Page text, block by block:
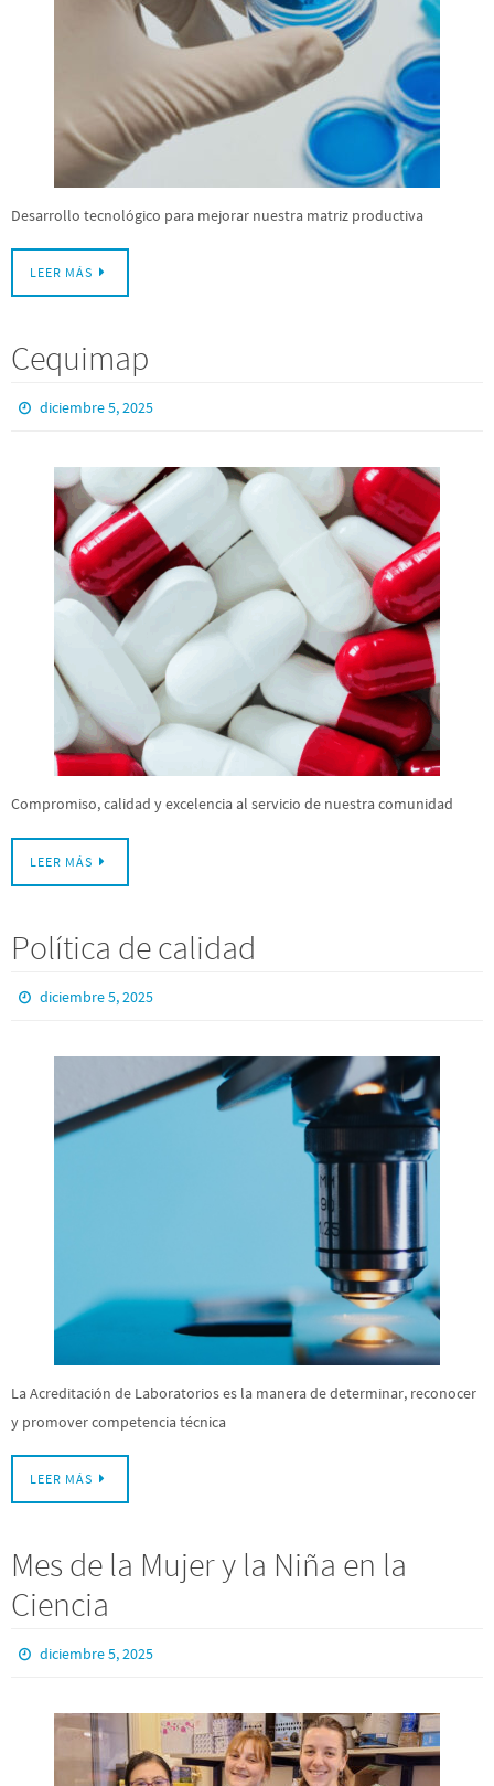
Desarrollo tecnológico para mejorar nuestra matriz productiva
LEER MÁS
Cequimap
diciembre 5, 2025
Compromiso, calidad y excelencia al servicio de nuestra comunidad
LEER MÁS
Política de calidad
diciembre 5, 2025
La Acreditación de Laboratorios es la manera de determinar, reconocer
y promover competencia técnica
LEER MÁS
Mes de la Mujer y la Niña en la
Ciencia
diciembre 5, 2025